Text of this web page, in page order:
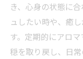
き、心身の状態に
ュしたい時や、癒
す。定期的にアロ
穏を取り戻し、日